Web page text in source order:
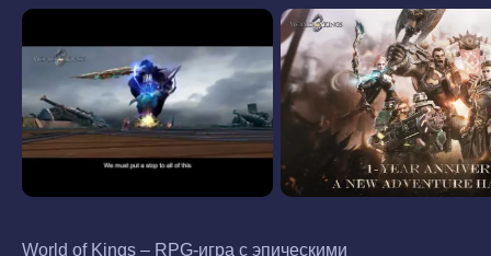
World of Kings – RPG-игра с эпическими